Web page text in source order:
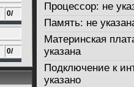
0/
0/
Процессор: не
Память: не
Материнская
указана
Подключение к
указано